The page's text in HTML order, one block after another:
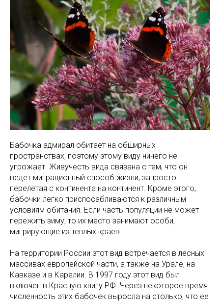
Бабочка адмирал обитает на обширных
пространствах, поэтому этому виду ничего не
угрожает. Живучесть вида связана с тем, что он
ведет миграционный способ жизни, запросто
перелетая с континента на континент. Кроме этого,
бабочки легко приспосабливаются к различным
условиям обитания. Если часть популяции не может
пережить зиму, то их место занимают особи,
мигрирующие из теплых краев.
На территории России этот вид встречается в лесных
массивах европейской части, а также на Урале, на
Кавказе и в Карелии. В 1997 году этот вид был
включен в Красную книгу РФ. Через некоторое время
численность этих бабочек выросла на столько, что ее